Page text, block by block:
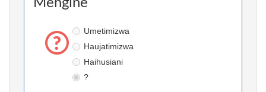
Mengine
Umetimizwa
Haujatimizwa
Haihusiani
?